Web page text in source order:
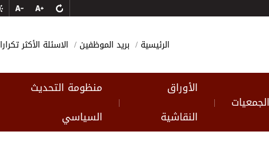
الرئيسية بريد الموظفين الاسئلة الأكثر تكرارا
الجمعيات |
الأوراق
النقاشية
|
منظومة التحديث
السياسي